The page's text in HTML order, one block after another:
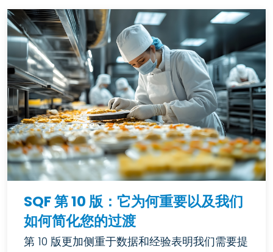
SQF 第 10 版：它为何重要以及我们
如何简化您的过渡
第 10 版更加侧重于数据和经验表明我们需要提